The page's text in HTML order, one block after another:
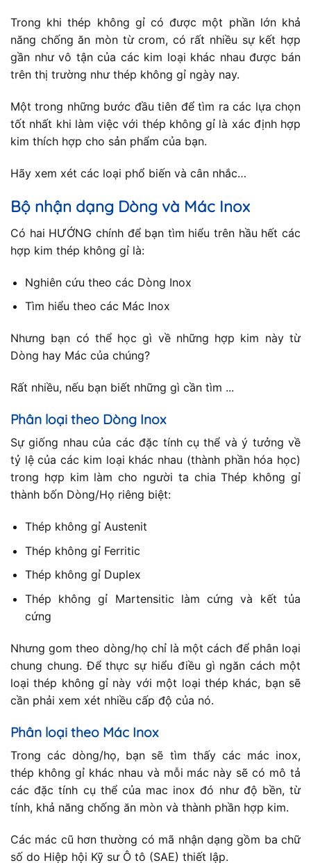
Trong khi thép không gỉ có được một phần lớn khả
năng chống ăn mòn từ crom, có rất nhiều sự kết hợp
gần như vô tận của các kim loại khác nhau được bán
trên thị trường như thép không gỉ ngày nay.
Một trong những bước đầu tiên để tìm ra các lựa chọn
tốt nhất khi làm việc với thép không gỉ là xác định hợp
kim thích hợp cho sản phẩm của bạn.
Hãy xem xét các loại phổ biến và cân nhắc…
Bộ nhận dạng Dòng và Mác Inox
Có hai HƯỚNG chính để bạn tìm hiểu trên hầu hết các
hợp kim thép không gỉ là:
Nghiên cứu theo các Dòng Inox
Tìm hiểu theo các Mác Inox
Nhưng bạn có thể học gì về những hợp kim này từ
Dòng hay Mác của chúng?
Rất nhiều, nếu bạn biết những gì cần tìm ...
Phân loại theo Dòng Inox
Sự giống nhau của các đặc tính cụ thể và ý tưởng về
tỷ lệ của các kim loại khác nhau (thành phần hóa học)
trong hợp kim làm cho người ta chia Thép không gỉ
thành bốn Dòng/Họ riêng biệt:
Thép không gỉ Austenit
Thép không gỉ Ferritic
Thép không gỉ Duplex
Thép không gỉ Martensitic làm cứng và kết tủa
cứng
Nhưng gom theo dòng/họ chỉ là một cách để phân loại
chung chung. Để thực sự hiểu điều gì ngăn cách một
loại thép không gỉ này với một loại thép khác, bạn sẽ
cần phải xem xét nhiều cấp độ của nó.
Phân loại theo Mác Inox
Trong các dòng/họ, bạn sẽ tìm thấy các mác inox,
thép không gỉ khác nhau và mỗi mác này sẽ có mô tả
các đặc tính cụ thể của mac inox đó như độ bền, từ
tính, khả năng chống ăn mòn và thành phần hợp kim.
Các mác cũ hơn thường có mã nhận dạng gồm ba chữ
số do Hiệp hội Kỹ sư Ô tô (SAE) thiết lập.